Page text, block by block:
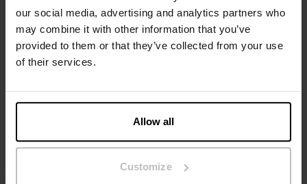
our social media, advertising and analytics partners who
may combine it with other information that you’ve
provided to them or that they’ve collected from your use
of their services.
Allow all
Customize
Sweatshirt